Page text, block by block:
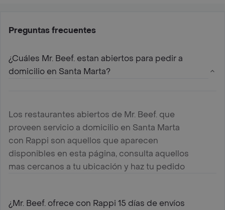
Preguntas frecuentes
¿Cuáles Mr. Beef. estan abiertos para pedir a
domicilio en Santa Marta?
Los restaurantes abiertos de Mr. Beef. que
proveen servicio a domicilio en Santa Marta
con Rappi son aquellos que aparecen
disponibles en esta página, consulta aquellos
mas cercanos a tu ubicación y haz tu pedido
¿Mr. Beef. ofrece con Rappi 15 días de envíos